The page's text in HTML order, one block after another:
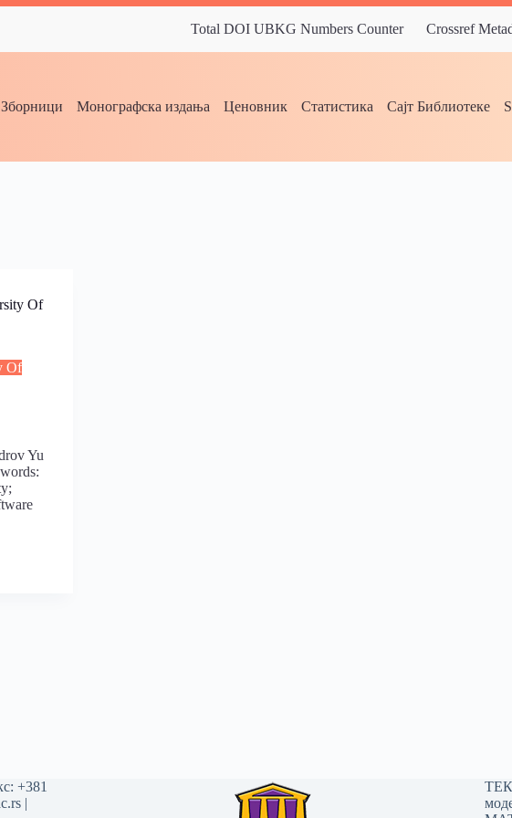
Total DOI UBKG Numbers Counter Crossref
Зборници Монографска издања Ценовник Статистика Сајт Библиотеке
Of
Of
Yu
+381
|